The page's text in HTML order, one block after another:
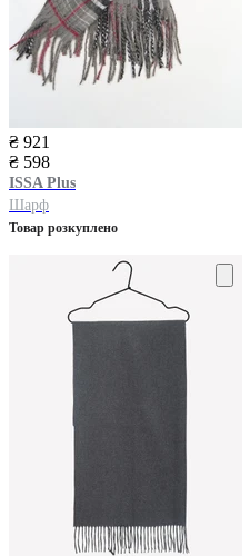
₴ 921
₴ 598
ISSA Plus
Шарф
Товар розкуплено